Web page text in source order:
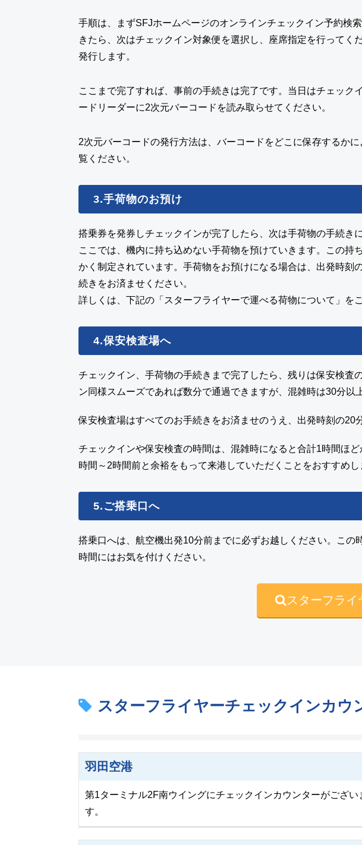
手順は、まずSFJホームページのオンラインチェックイン予約検
きたら、次はチェックイン対象便を選択し、座席指定を行って
発行します。
ここまで完了すれば、事前の手続きは完了です。当日はチェッ
ードリーダーに2次元バーコードを読み取らせてください。
2次元バーコードの発行方法は、バーコードをどこに保存するか
覧ください。
3.手荷物のお預け
搭乗券を発券しチェックインが完了したら、次は手荷物の手続き
ここでは、機内に持ち込めない手荷物を預けていきます。この
かく制定されています。手荷物をお預けになる場合は、出発時
続きをお済ませください。
詳しくは、下記の「 スターフライヤーで運べる荷物について 」を
4.保安検査場へ
チェックイン、手荷物の手続きまで完了したら、残りは保安検査
ン同様スムーズであれば数分で通過できますが、混雑時は30分以
保安検査場はすべてのお手続きをお済ませのうえ、出発時刻の20
チェックインや保安検査の時間は、混雑時になると合計1時間ほ
時間～2時間前と余裕をもって来港していただくことをおすすめし
5.ご搭乗口へ
搭乗口へは、航空機出発10分前までに必ずお越しください。この
時間にはお気を付けください。
スターフラ
スターフライヤーチェックインカウ
羽田空港
第1ターミナル2F南ウイングにチェックインカウンターがござい
す。